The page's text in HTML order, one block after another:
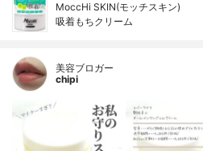
MoccHi SKIN(モッチスキン)
吸着もちクリーム
美容ブロガー
chipi